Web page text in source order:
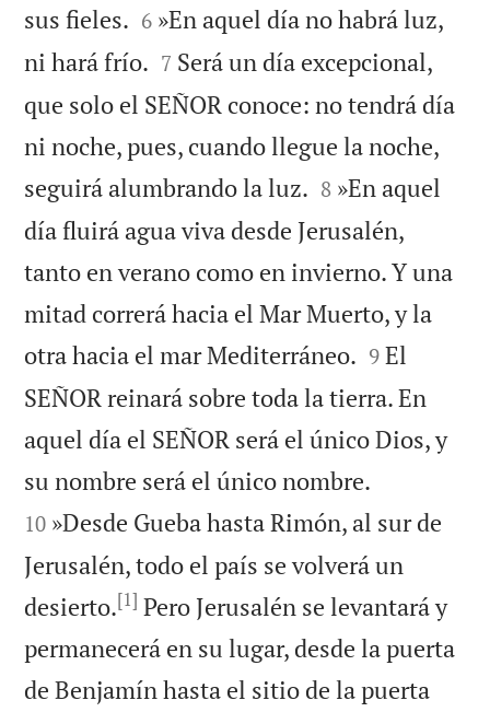
sus fieles. 

6 »En aquel día no habrá luz,
ni hará frío. 

7 Será un día excepcional,
que solo el SEÑOR conoce: no tendrá día
ni noche, pues, cuando llegue la noche,
seguirá alumbrando la luz. 

8 »En aquel
día fluirá agua viva desde Jerusalén,
tanto en verano como en invierno. Y una
mitad correrá hacia el Mar Muerto, y la
otra hacia el mar Mediterráneo. 

9 El
SEÑOR reinará sobre toda la tierra. En
aquel día el SEÑOR será el único Dios, y
su nombre será el único nombre.
10 »Desde Gueba hasta Rimón, al sur de
Jerusalén, todo el país se volverá un
desierto.[1] Pero Jerusalén se levantará y
permanecerá en su lugar, desde la puerta
de Benjamín hasta el sitio de la puerta